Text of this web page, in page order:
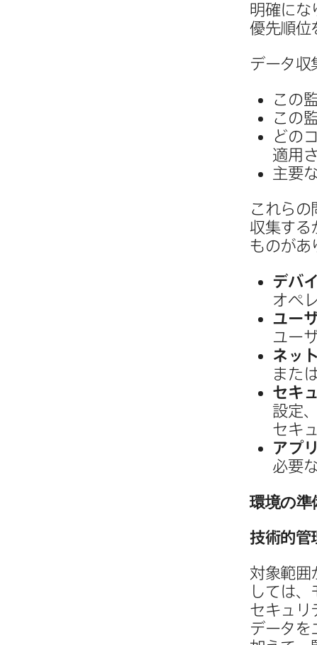
明確に​な
優先順位
データ収
この​
この​
どの​
適用
主要
これらの​
収集する
ものが​あ
デバ
オペ
ユー
ユー
ネッ
また
セキ
設定、
セキ
アプ
必要
環境の​準
技術的管
対象範囲
しては
セキュリ
データを​